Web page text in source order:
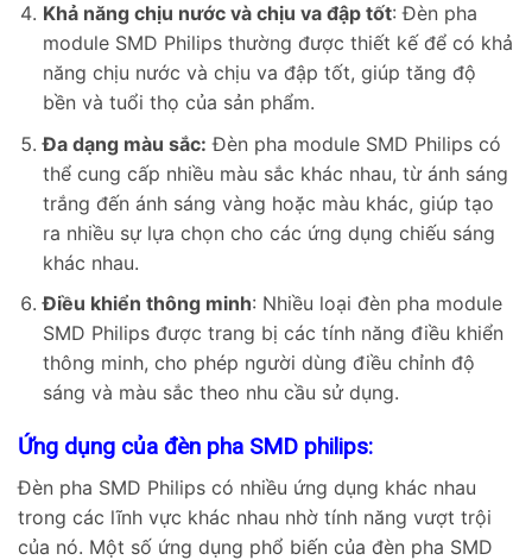
Khả năng chịu nước và chịu va đập tốt: Đèn pha
module SMD Philips thường được thiết kế để có khả
năng chịu nước và chịu va đập tốt, giúp tăng độ
bền và tuổi thọ của sản phẩm.
Đa dạng màu sắc: Đèn pha module SMD Philips có
thể cung cấp nhiều màu sắc khác nhau, từ ánh sáng
trắng đến ánh sáng vàng hoặc màu khác, giúp tạo
ra nhiều sự lựa chọn cho các ứng dụng chiếu sáng
khác nhau.
Điều khiển thông minh: Nhiều loại đèn pha module
SMD Philips được trang bị các tính năng điều khiển
thông minh, cho phép người dùng điều chỉnh độ
sáng và màu sắc theo nhu cầu sử dụng.
Ứng dụng của đèn pha SMD philips:
Đèn pha SMD Philips có nhiều ứng dụng khác nhau
trong các lĩnh vực khác nhau nhờ tính năng vượt trội
của nó. Một số ứng dụng phổ biến của đèn pha SMD